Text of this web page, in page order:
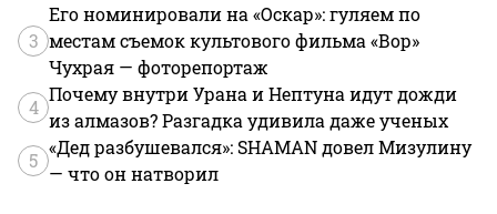
3
Его номинировали на «Оскар»: гуляем по
местам съемок культового фильма «Вор»
Чухрая — фоторепортаж
4
Почему внутри Урана и Нептуна идут дожди
из алмазов? Разгадка удивила даже ученых
5
«Дед разбушевался»: SHAMAN довел Мизулину
— что он натворил